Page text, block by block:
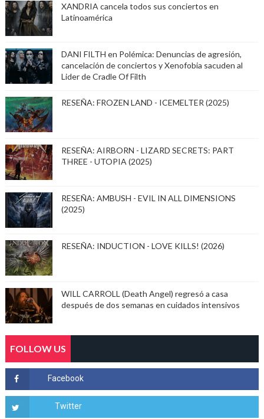
XANDRIA cancela todos sus conciertos en
Latinoamérica
DANI FILTH en Polémica: Denuncias de agresión,
cancelación de conciertos y Xenofobia sacuden al
Lider de Cradle Of Filth
RESEÑA: FROZEN LAND - ICEMELTER (2025)
RESEÑA: AIRBORN - LIZARD SECRETS: PART
THREE - UTOPIA (2025)
RESEÑA: AMBUSH - EVIL IN ALL DIMENSIONS
(2025)
RESEÑA: INDUCTION - LOVE KILLS! (2026)
WILL CARROLL (Death Angel) regresó a casa
después de dos semanas en cuidados intensivos
FOLLOW US